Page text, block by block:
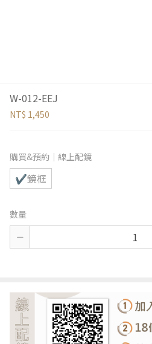
W-012-EEJ
NT$ 1,450
購買&預約｜線上配鏡
✔鏡框
數量